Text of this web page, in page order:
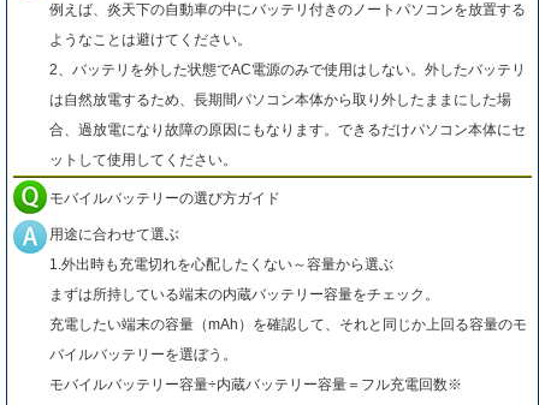
例えば、炎天下の自動車の中にバッテリ付きのノートパソコンを放置する
ようなことは避けてください。
2、バッテリを外した状態でAC電源のみで使用はしない。外したバッテリ
は自然放電するため、長期間パソコン本体から取り外したままにした場
合、過放電になり故障の原因にもなります。できるだけパソコン本体にセ
ットして使用してください。
モバイルバッテリーの選び方ガイド
用途に合わせて選ぶ
1.外出時も充電切れを心配したくない～容量から選ぶ
まずは所持している端末の内蔵バッテリー容量をチェック。
充電したい端末の容量（mAh）を確認して、それと同じか上回る容量のモ
バイルバッテリーを選ぼう。
モバイルバッテリー容量÷内蔵バッテリー容量＝フル充電回数※